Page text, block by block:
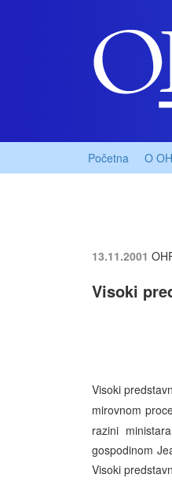
Početna O
13.11.2001
Visoki
Visoki
mirovnom
razini
gospodinom
Visoki